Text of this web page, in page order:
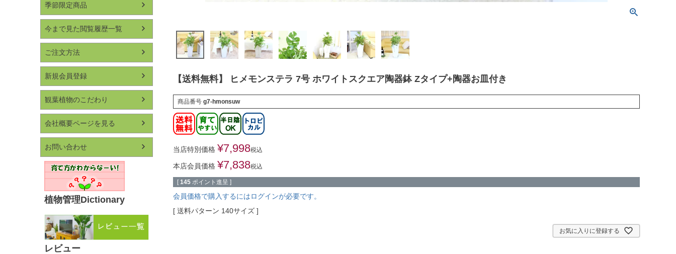
季節限定商品
今まで見た閲覧履歴一覧
ご注文方法
新規会員登録
観葉植物のこだわり
会社概要ページを見る
お問い合わせ
植物管理Dictionary
レビュー
【送料無料】 ヒメモンステラ 7号 ホワイトスクエア陶器鉢 Zタイプ+陶器お皿付き
商品番号 g7-hmonsuw
当店特別価格 ¥7,998税込
本店会員価格 ¥7,838税込
[ 145 ポイント進呈 ]
会員価格で購入するにはログインが必要です。
送料パターン 140サイズ
お気に入りに登録する